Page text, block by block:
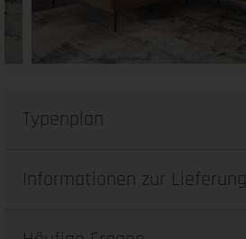
Typenplan
Informationen zur Lieferung